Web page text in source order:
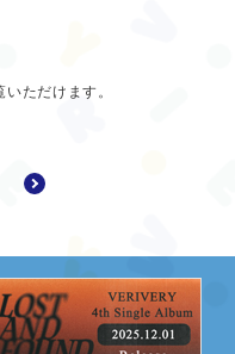
ただけます。